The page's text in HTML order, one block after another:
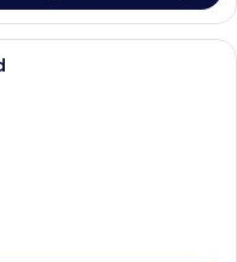
moderne hotelkamer met een